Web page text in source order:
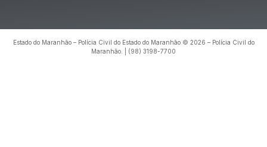
Estado do Maranhão – Polícia Civil do Estado do Maranhão © 2026 – Polícia Civil do
Maranhão. | (98) 3198-7700